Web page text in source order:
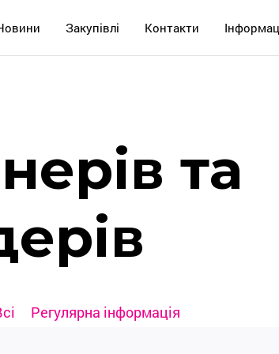
Закупівлі Контакти
та
Регулярна інформація